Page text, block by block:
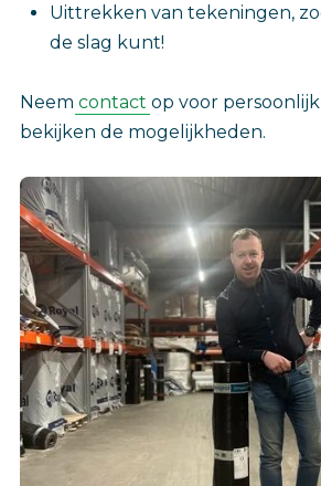
Uittrekken van tekeningen,
de slag kunt!
Neem contact op voor
bekijken de mogelijkheden.